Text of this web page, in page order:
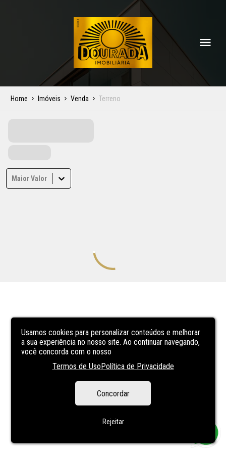
Usamos cookies para personalizar conteúdos e melhorar
a sua experiência no nosso site. Ao continuar navegando,
você concorda com o nosso
Termos de UsoPolítica de Privacidade
Concordar
Rejeitar
Home Imóveis Venda Terreno
Maior Valor